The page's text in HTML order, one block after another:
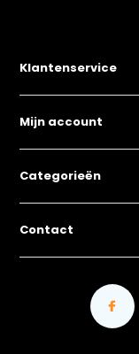
Klantenservice
Mijn account
Categorieën
Contact